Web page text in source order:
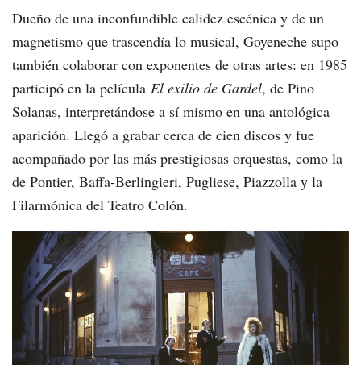
Dueño de una inconfundible calidez escénica y de un
magnetismo que trascendía lo musical, Goyeneche supo
también colaborar con exponentes de otras artes: en 1985
participó en la película El exilio de Gardel, de Pino
Solanas, interpretándose a sí mismo en una antológica
aparición. Llegó a grabar cerca de cien discos y fue
acompañado por las más prestigiosas orquestas, como la
de Pontier, Baffa-Berlingieri, Pugliese, Piazzolla y la
Filarmónica del Teatro Colón.